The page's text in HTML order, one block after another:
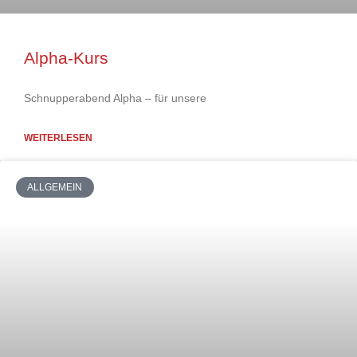
Alpha-Kurs
Schnupperabend Alpha – für unsere
WEITERLESEN
ALLGEMEIN